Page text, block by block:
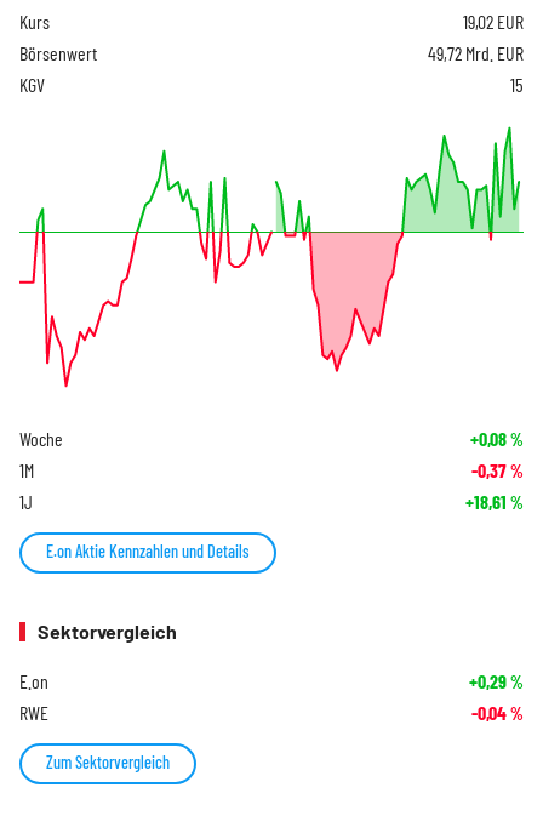
Kurs 19,02 EUR
Börsenwert
49,72 Mrd. EUR
KGV
15
Woche +0,08%
1M -0,37%
1J +18,61 %
E.on Aktie Kennzahlen und Details
Sektorvergleich
E.on +0,29%
RWE -0,04%
Zum Sektorvergleich